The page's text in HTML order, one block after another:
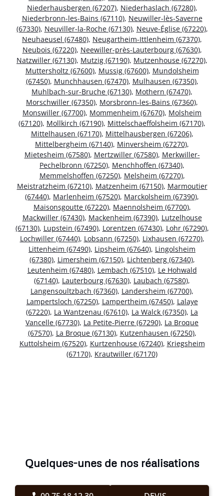
Niederhausbergen (67207), Niederhaslach (67280),
Niederbronn-les-Bains (67110), Neuwiller-lès-Saverne
(67330), Neuviller-la-Roche (67130), Neuve-Église (67220),
Neuhaeusel (67480), Neugartheim-Ittlenheim (67370),
Neubois (67220), Neewiller-près-Lauterbourg (67630),
Natzwiller (67130), Mutzig (67190), Mutzenhouse (67270),
Muttersholtz (67600), Mussig (67600), Mundolsheim
(67450), Munchhausen (67470), Mulhausen (67350),
Muhlbach-sur-Bruche (67130), Mothern (67470),
Morschwiller (67350), Morsbronn-les-Bains (67360),
Monswiller (67700), Mommenheim (67670), Molsheim
(67120), Mollkirch (67190), Mittelschaeffolsheim (67170),
Mittelhausen (67170), Mittelhausbergen (67206),
Mittelbergheim (67140), Minversheim (67270),
Mietesheim (67580), Mertzwiller (67580), Merkwiller-
Pechelbronn (67250), Menchhoffen (67340),
Memmelshoffen (67250), Melsheim (67270),
Meistratzheim (67210), Matzenheim (67150), Marmoutier
(67440), Marlenheim (67520), Marckolsheim (67390),
Maisonsgoutte (67220), Maennolsheim (67700),
Mackwiller (67430), Mackenheim (67390), Lutzelhouse
(67130), Lupstein (67490), Lorentzen (67430), Lohr (67290),
Lochwiller (67440), Lobsann (67250), Lixhausen (67270),
Littenheim (67490), Lipsheim (67640), Lingolsheim
(67380), Limersheim (67150), Lichtenberg (67340),
Leutenheim (67480), Lembach (67510), Le Hohwald
(67140), Lauterbourg (67630), Laubach (67580),
Langensoultzbach (67360), Landersheim (67700),
Lampertsloch (67250), Lampertheim (67450), Lalaye
(67220), La Wantzenau (67610), La Walck (67350), La
Vancelle (67730), La Petite-Pierre (67290), La Broque
(67570), La Broque (67130), Kutzenhausen (67250),
Kuttolsheim (67520), Kurtzenhouse (67240), Kriegsheim
(67170), Krautwiller (67170)
Quelques-unes de nos réalisations